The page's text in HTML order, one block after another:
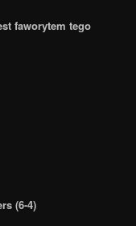
faworytem tego
(6-4)